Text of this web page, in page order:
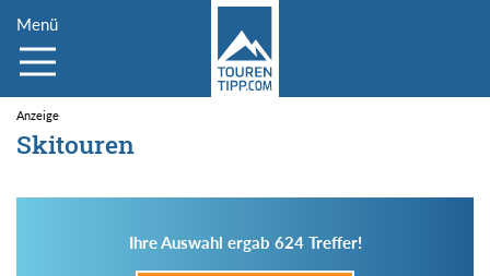
Menü
Skitouren
Ihre Auswahl ergab 624 Treffer!